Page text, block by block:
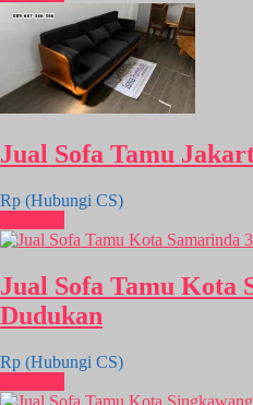
Jual Sofa Tamu
Rp (Hubungi CS)
Jual Sofa Tamu Kota
Dudukan
Rp (Hubungi CS)